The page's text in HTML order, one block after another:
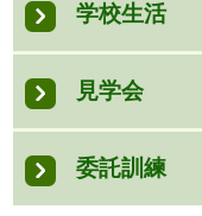
学校生活
見学会
委託訓練